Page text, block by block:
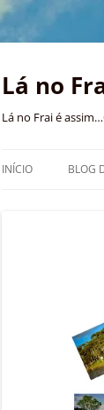
Pular
conteúdo
Lá no
Lá no Frai é
INÍCIO BLOG